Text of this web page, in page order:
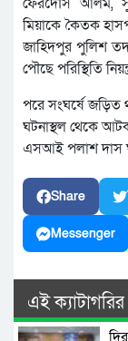
ফেরদৌস আলম,
মিয়াকে কৈতক
জাহিদপুর পুলিশ
পৌছে পরিস্থিতি
পরে সংঘর্ষে
ঘটনাস্থল থেকে
এসআই পলাশ দাস
Share
Messenger
এই